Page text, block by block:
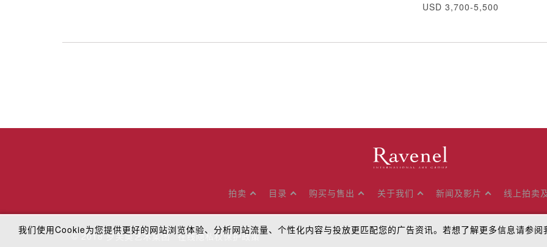
USD 3,700-5,500
拍卖 目录 购买与售出 关于我们 新闻及影片 线上拍卖
© 2018罗芙奥艺术集团 在线隐私权保护政策
我们使用Cookie为您提供更好的网站浏览体验、分析网站流量、个性化内容与投放更匹配您的广告资讯。若想了解更多信息请参